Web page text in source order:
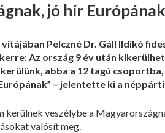
jó hír Európának
Pelczné Dr. Gáll Ildikó
Az ország 9 év után
abba a 12 tagú
– jelentette ki a
kerülnek veszélybe a
valósít meg.